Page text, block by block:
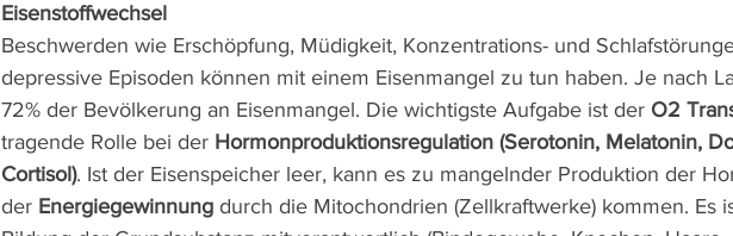
Eisenstoffwechsel
Beschwerden wie Erschöpfung, Müdigkeit, Konzentrations- und
depressive Episoden können mit einem Eisenmangel zu tun haben. Je nach
72% der Bevölkerung an Eisenmangel. Die wichtigste Aufgabe ist der O2
tragende Rolle bei der Hormonproduktionsregulation (Serotonin, Melatonin,
Cortisol). Ist der Eisenspeicher leer, kann es zu mangelnder Produktion der
der Energiegewinnung durch die Mitochondrien (Zellkraftwerke) kommen. Es